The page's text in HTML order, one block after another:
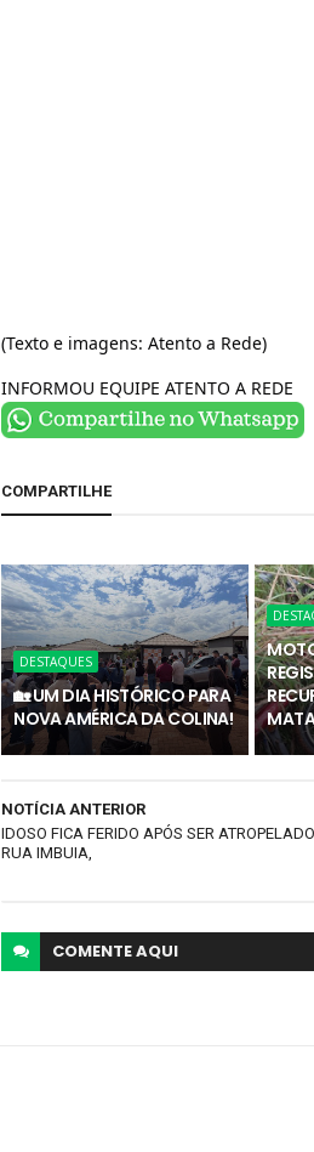
(Texto e imagens: Atento a Rede)
INFORMOU EQUIPE ATENTO A REDE
COMPARTILHE
DESTAQUES
🏡 UM DIA HISTÓRICO PARA
NOVA AMÉRICA DA COLINA!
NOTÍCIA ANTERIOR
IDOSO FICA FERIDO APÓS SER
RUA IMBUIA,
COMENTEAQUI